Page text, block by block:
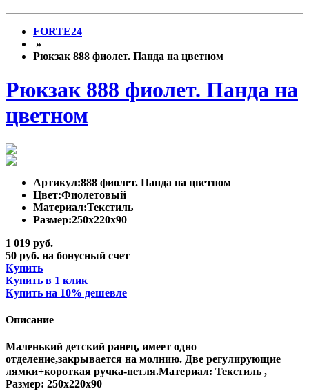
FORTE24
»
Рюкзак 888 фиолет. Панда на цветном
Рюкзак 888 фиолет. Панда на
цветном
Артикул:888 фиолет. Панда на цветном
Цвет:Фиолетовый
Материал:Текстиль
Размер:250x220x90
1 019 руб.
50 руб. на бонусный счет
Купить
Купить в 1 клик
Купить на 10% дешевле
Описание
Маленький детский ранец, имеет одно
отделение,закрывается на молнию. Две регулирующие
лямки+короткая ручка-петля.Материал: Текстиль ,
Размер: 250x220x90